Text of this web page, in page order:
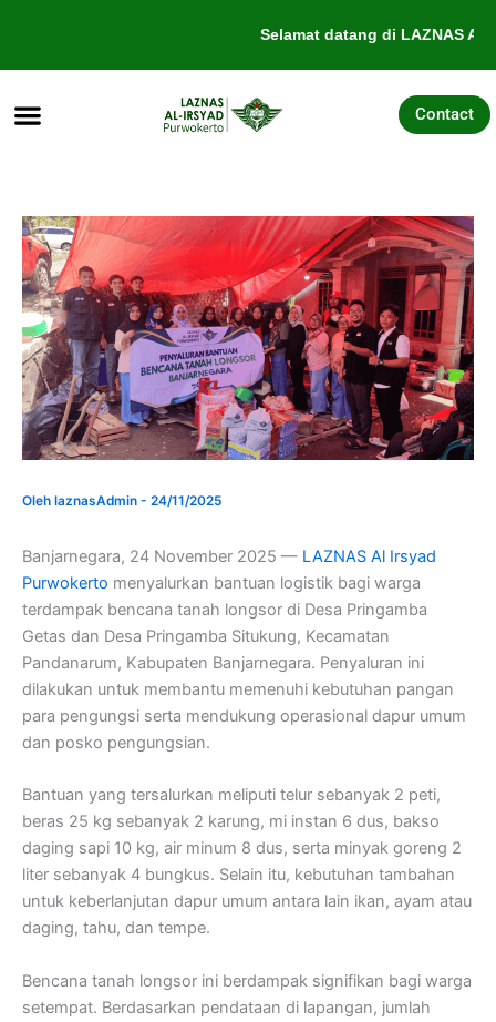
konten
Selamat datang di LAZNAS Al-
Contact
Oleh laznasAdmin - 24/11/2025
Banjarnegara, 24 November 2025 — LAZNAS Al Irsyad
Purwokerto menyalurkan bantuan logistik bagi warga
terdampak bencana tanah longsor di Desa Pringamba
Getas dan Desa Pringamba Situkung, Kecamatan
Pandanarum, Kabupaten Banjarnegara. Penyaluran ini
dilakukan untuk membantu memenuhi kebutuhan pangan
para pengungsi serta mendukung operasional dapur umum
dan posko pengungsian.
Bantuan yang tersalurkan meliputi telur sebanyak 2 peti,
beras 25 kg sebanyak 2 karung, mi instan 6 dus, bakso
daging sapi 10 kg, air minum 8 dus, serta minyak goreng 2
liter sebanyak 4 bungkus. Selain itu, kebutuhan tambahan
untuk keberlanjutan dapur umum antara lain ikan, ayam atau
daging, tahu, dan tempe.
Bencana tanah longsor ini berdampak signifikan bagi warga
setempat. Berdasarkan pendataan di lapangan, jumlah